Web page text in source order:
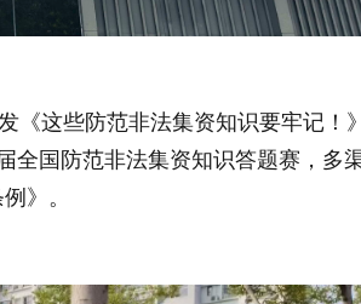
这些防范非法集资知识要牢记！
全国防范非法集资知识答题赛，多
》。